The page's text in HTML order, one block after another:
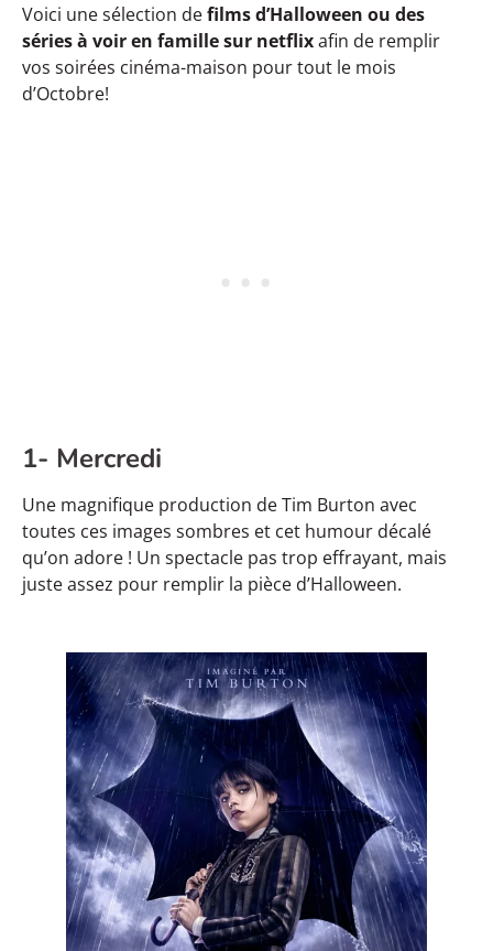
Voici une sélection defilms d’Halloween ou des
séries à voir en famille sur netflixafin de remplir
vos soirées cinéma-maison pour tout le mois
d’Octobre!
1- Mercredi
Une magnifique production de Tim Burton avec
toutes ces images sombres et cet humour décalé
qu’on adore ! Un spectacle pas trop effrayant, mais
juste assez pour remplir la pièce d’Halloween.